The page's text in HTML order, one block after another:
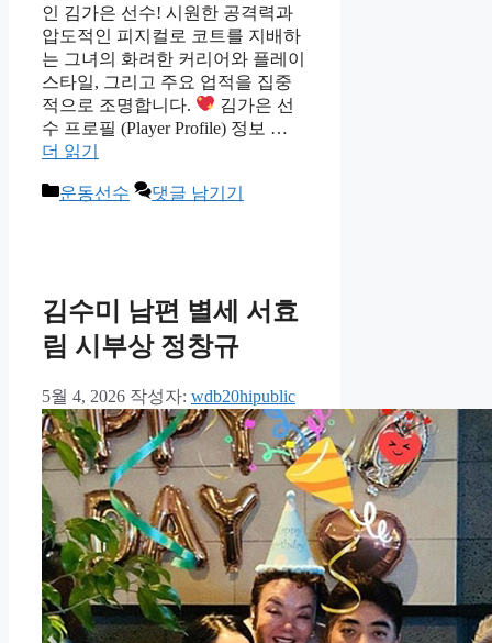
인 김가은 선수! 시원한 공격력과
압도적인 피지컬로 코트를 지배하
는 그녀의 화려한 커리어와 플레이
스타일, 그리고 주요 업적을 집중
적으로 조명합니다.
김가은 선
수 프로필 (Player Profile) 정보 …
더 읽기
카
운동선수 댓글 남기기
김수미 남편 별세 서효
림 시부상 정창규
5월 4, 2026 작성자: wdb20hipublic